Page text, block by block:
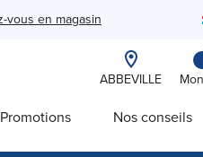
vous en magasin
ABBEVILLE
Promotions Nos conseils